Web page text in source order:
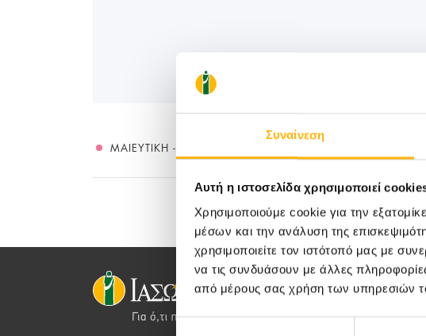
Συναίνεση
Αυτή η ιστοσελίδα χρησιμοποιεί
Χρησιμοποιούμε cookie για την
μέσων και την ανάλυση της
χρησιμοποιείτε τον ιστότοπό μας με
να τις συνδυάσουν με άλλες
από μέρους σας χρήση των υπηρεσιών
Επιλογή
ΜΑΙΕΥΤΙΚΉ - ΓΥΝΑΙΚΟΛΟΓΙΚΉ